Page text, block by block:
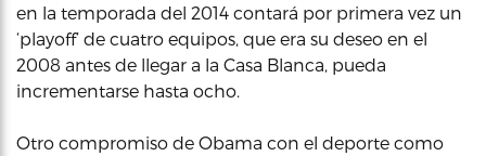
en la temporada del 2014 contará por primera vez un
‘playoff’ de cuatro equipos, que era su deseo en el
2008 antes de llegar a la Casa Blanca, pueda
incrementarse hasta ocho.
Otro compromiso de Obama con el deporte como